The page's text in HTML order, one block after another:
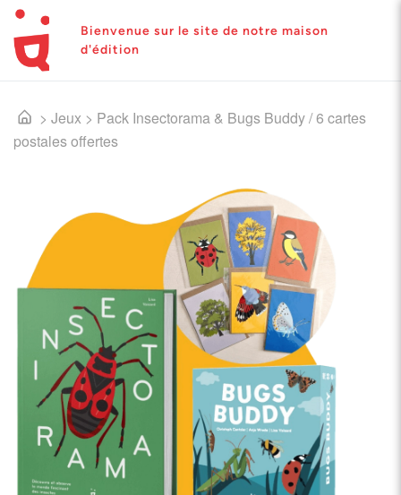
Bienvenue sur le site de notre maison
d'édition
> Jeux > Pack Insectorama & Bugs Buddy / 6 cartes
postales offertes